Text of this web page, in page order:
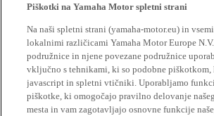
Piškotki na Yamaha Motor spletni strani
Na naši spletni strani (yamaha-motor.eu) in
lokalnimi različicami Yamaha Motor Europe
podružnice in njene povezane podružnice
vključno s tehnikami, ki so podobne piškotkom,
javascript in spletni vtičniki. Uporabljamo
piškotke, ki omogočajo pravilno delovanje
mesta in vam zagotavljajo osnovne funkcije